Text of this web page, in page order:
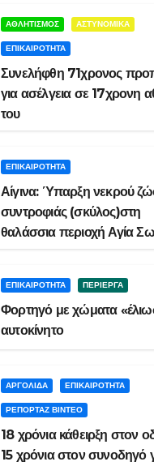
ΑΘΛΗΤΙΣΜΟΣ ΑΣΤΥΝΟΜΙΚΑ
ΕΠΙΚΑΙΡΟΤΗΤΑ
Συνελήφθη 71χρονος
για ασέλγεια σε 17χρονη
του
ΕΠΙΚΑΙΡΟΤΗΤΑ
Αίγινα: Ύπαρξη νεκρού
συντροφιάς (σκύλος)στη
θαλάσσια περιοχή Αγία
ΕΠΙΚΑΙΡΟΤΗΤΑ ΠΕΡΙΕΡΓΑ
Φορτηγό με χώματα
αυτοκίνητο
ΑΡΓΟΛΙΔΑ ΕΠΙΚΑΙΡΟΤΗΤΑ
ΡΕΠΟΡΤΑΖ ΒΙΝΤΕΟ
18 χρόνια κάθειρξη στον
15 χρόνια στον συνοδηγό